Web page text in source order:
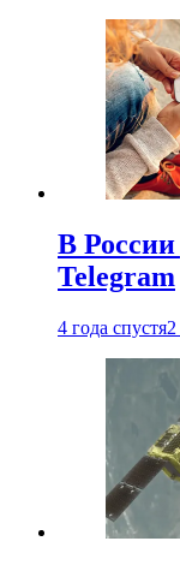
В России
Telegram
4 года спустя